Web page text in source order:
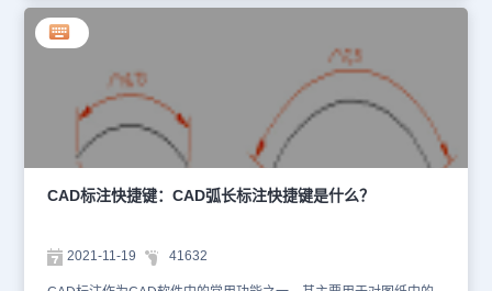
性标注（DLI）：在命令行输入DLI，按回车键确认，根据命令提示在
图纸中点击第一个点，点击第二个点，最后移动鼠标放置尺寸线即
可。 2、对齐标注（DAL）：在命令行输入DAL，按回车键确认，根
据命令提示在图纸中点击第一个点，点击第二个点，最后移动鼠标放
置尺寸线即可。3、半径/直径标注（DRA/DDI）在命令行输入DRA或
DDI，按回车键确认，根据命令提示在图纸中点击要标注的圆或圆
弧，最后移动鼠标放置尺寸线即可。4、快速标注（QDIM）：在命令
行输入QDIM，按回车键确认，根据命令提示在图纸中选择多个要标
注的图形对象，根据提示选择标注类型，最后移动鼠标放置尺寸线即
可。5、标注样式（D）：在命令行输入D，按回车键确认，即可调出
【标注样式管理器】。在其中可以根据自身需求新建/修改当前标注
至关重要。希望大家通过熟练运用CAD标注快捷键，能够高效的进行
CAD标注。
CAD标注快捷键：CAD弧长标注快捷键是什么？
2021-11-19 41632